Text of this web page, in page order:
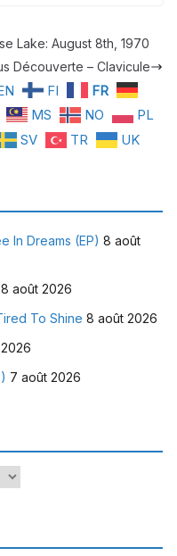
Lake: August 8th, 1970
Découverte – Clavicule
FI
FR
MS NO
PL
SV TR UK
In Dreams (EP) 8 août
8 août 2026
To Shine 8 août 2026
7 août 2026